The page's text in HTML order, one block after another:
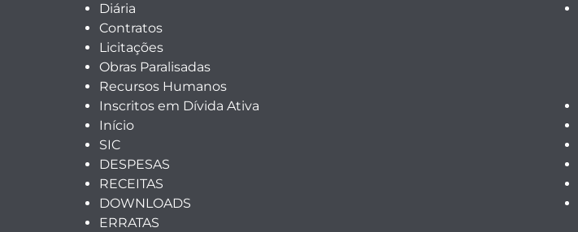
Diária
Contratos
Licitações
Obras Paralisadas
Recursos Humanos
Inscritos em Dívida Ativa
Início
SIC
DESPESAS
RECEITAS
DOWNLOADS
ERRATAS